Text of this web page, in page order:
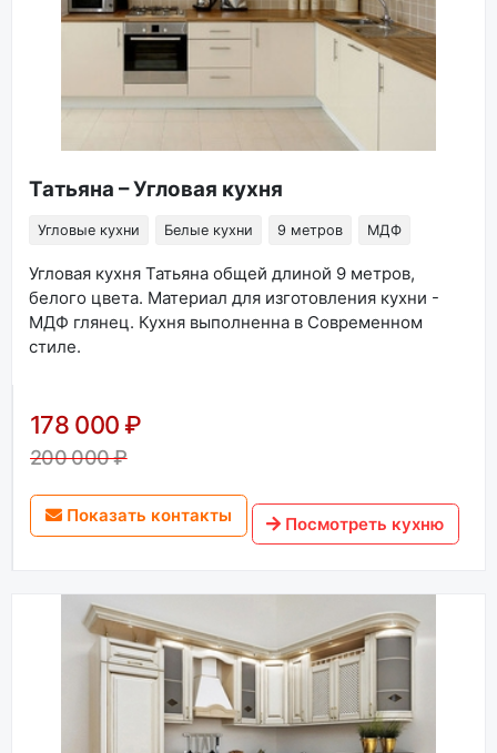
Татьяна – Угловая кухня
Угловые кухни Белые кухни 9 метров МДФ
Угловая кухня Татьяна общей длиной 9 метров,
белого цвета. Материал для изготовления кухни -
МДФ глянец. Кухня выполненна в Современном
стиле.
178 000 ₽
200 000 ₽
Показать контакты Посмотреть кухню